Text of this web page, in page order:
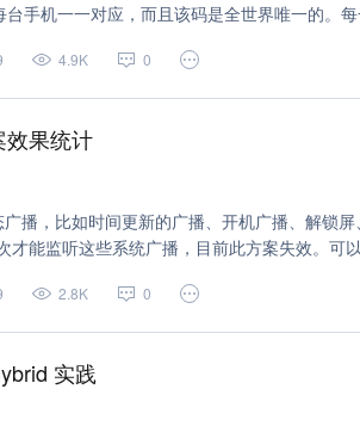
手机一一对应，而且该码是全世界唯一的。
交付使用都将被制造生产的厂商所记录。IMEI
）审受。 IMEI组成为： 1、前6位数（TAC，
，Final Assembly Code)是"最后装配号"，一
（IMSI：International Mobile Subscriber
用户的有效信息。其总长度不超过15位，同样
成电路卡识别码（固化在手机SIM卡中），简
指向一张手机卡。共有20位数字组成，不同运
；中国联通的为：898601，中国电信的为
4.9K 0
效果统计
播，比如时间更新的广播、开机广播、解锁
才能监听这些系统广播，目前此方案失效。可
2.8K 0
实践